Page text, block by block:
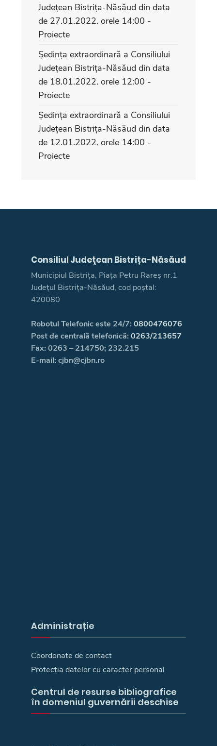
Județean Bistrița-Năsăud din data
de 27.01.2022. orele 14:00 -
Proiecte
Ședința extraordinară a Consiliului
Județean Bistrița-Năsăud din data
de 18.01.2022. orele 12:00 -
Proiecte
Ședința extraordinară a Consiliului
Județean Bistrița-Năsăud din data
de 12.01.2022. orele 14:00 -
Proiecte
Consiliul Judeţean Bistrița-Năsăud
Municipiul Bistrița, Piața Petru Rareș nr.1
Județul Bistrița-Năsăud, cod poștal:
420080
Robotul Telefonic este 24/7: 0800476076
Post de centrală telefonică: 0263/213657
Fax: 0263 – 214750; 232.215
E-mail: cjbn@cjbn.ro
Administrație
Coordonate de contact
Protecția datelor cu caracter personal
Centrul de resurse bibliografice
în domeniul guvernării deschise